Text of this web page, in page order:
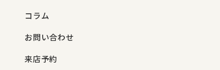
コラム
お問い合わせ
来店予約